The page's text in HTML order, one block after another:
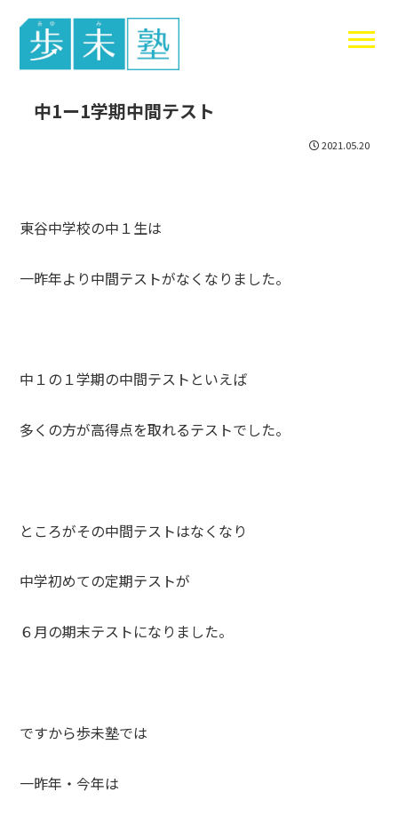
東谷中生の
中1ー1学期中間テスト
2021.05.20
東谷中学校の中１生は
一昨年より中間テストがなくなりました。
中１の１学期の中間テストといえば
多くの方が高得点を取れるテストでした。
ところがその中間テストはなくなり
中学初めての定期テストが
６月の期末テストになりました。
ですから歩未塾では
一昨年・今年は